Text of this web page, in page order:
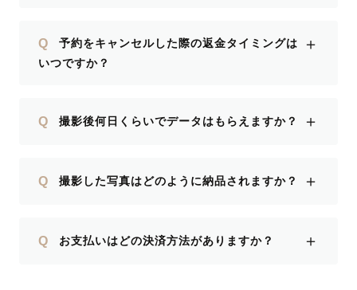
Q
予約をキャンセルした際の返金タイミングは
いつですか？
＋
Q 撮影後何日くらいでデータはもらえますか？ ＋
Q 撮影した写真はどのように納品されますか？ ＋
Q お支払いはどの決済方法がありますか？ ＋